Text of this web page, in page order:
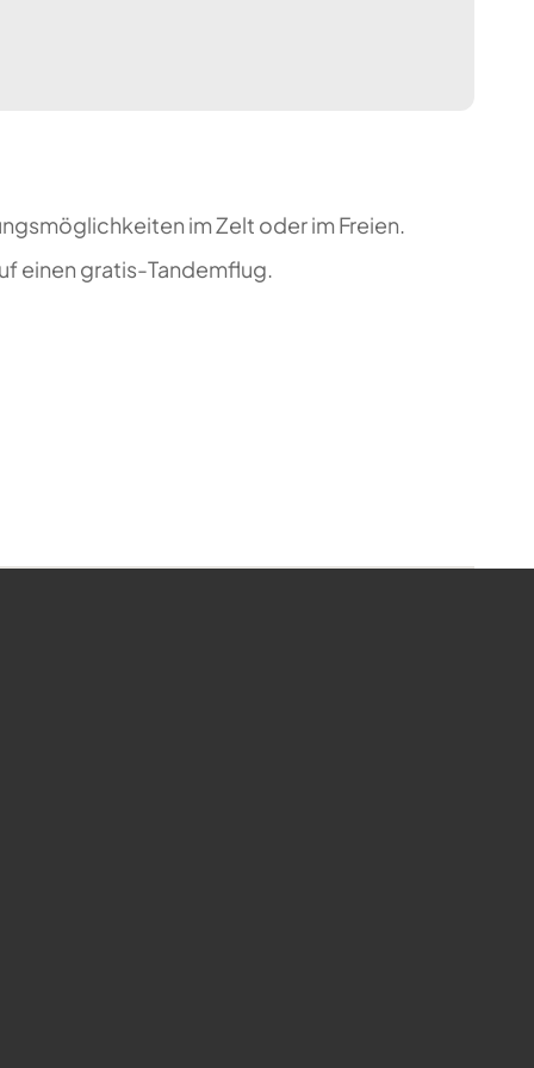
im Zelt oder im Freien.
einen gratis-Tandemflug.